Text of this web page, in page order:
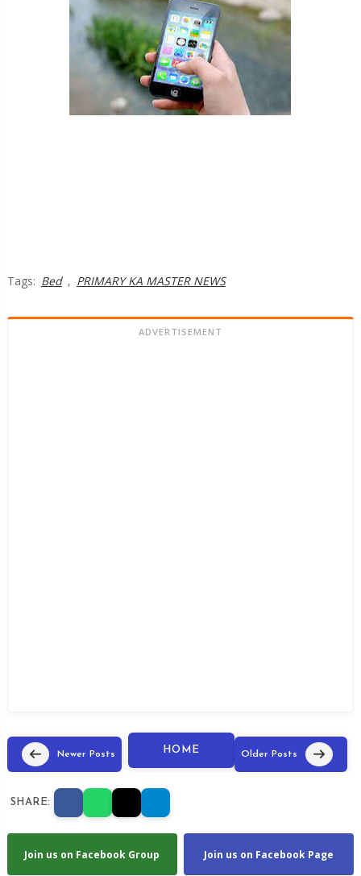
Tags: Bed , PRIMARY KA MASTER NEWS
ADVERTISEMENT
Newer Posts HOME Older Posts
SHARE:
Join us on Facebook Group Join us on Facebook Page